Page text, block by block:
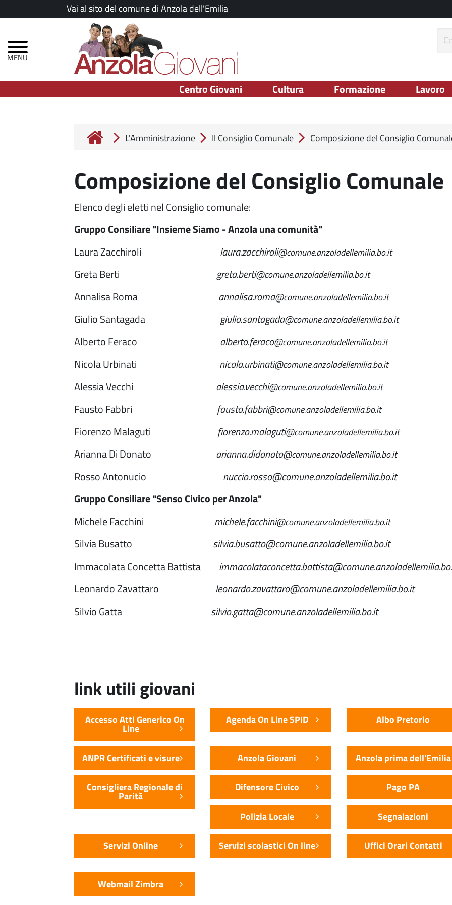
al
principale
Vai al sito del comune di Anzola dell'Emilia
principale
Centro Giovani Cultura Formazione Lavoro
L'Amministrazione Il Consiglio Comunale Composizione del Consiglio
Composizione del Consiglio Comunale
Elenco degli eletti nel Consiglio comunale:
Gruppo Consiliare "Insieme Siamo - Anzola una comunità"
Laura Zacchiroli laura.zacchiroli@comune.anzoladellemilia.bo.it
Greta Berti greta.berti@comune.anzoladellemilia.bo.it
Annalisa Roma annalisa.roma@comune.anzoladellemilia.bo.it
Giulio Santagada giulio.santagada@comune.anzoladellemilia.bo.it
Alberto Feraco alberto.feraco@comune.anzoladellemilia.bo.it
Nicola Urbinati nicola.urbinati@comune.anzoladellemilia.bo.it
Alessia Vecchi alessia.vecchi@comune.anzoladellemilia.bo.it
Fausto Fabbri fausto.fabbri@comune.anzoladellemilia.bo.it
Fiorenzo Malaguti fiorenzo.malaguti@comune.anzoladellemilia.bo.it
Arianna Di Donato arianna.didonato@comune.anzoladellemilia.bo.it
Rosso Antonucio
nuccio.rosso@comune.anzoladellemilia.bo.it
Gruppo Consiliare "Senso Civico per Anzola"
Michele Facchini
michele.facchini@comune.anzoladellemilia.bo.it
Silvia Busatto
silvia.busatto@comune.anzoladellemilia.bo.it
Immacolata Concetta Battista
Leonardo Zavattaro
leonardo.zavattaro@comune.anzoladellemilia.bo.it
Silvio Gatta
silvio.gatta@comune.anzoladellemilia.bo.it
link utili giovani
Accesso Atti Generico On
Line
Agenda On Line SPID Albo Pretorio
ANPR Certificati e visure Anzola Giovani Anzola prima dell'Emilia
Consigliera Regionale di
Parità
Difensore Civico Pago PA
Polizia Locale Segnalazioni
Servizi Online Servizi scolastici On line Uffici Orari Contatti
Webmail Zimbra